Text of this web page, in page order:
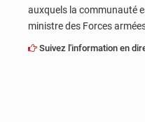
auxquels la communauté
ministre des Forces
Suivez l'information en